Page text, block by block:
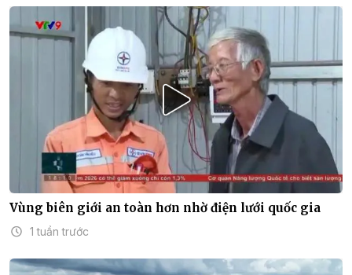
Vùng biên giới an toàn hơn nhờ điện lưới quốc gia
1 tuần trước